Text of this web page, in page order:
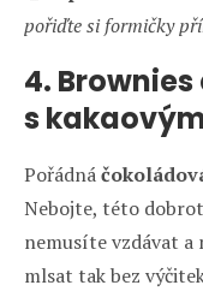
pořiďte si formičky
4.
s
Pořádná
Nebojte, této
nemusíte vzdávat a
mlsat tak bez